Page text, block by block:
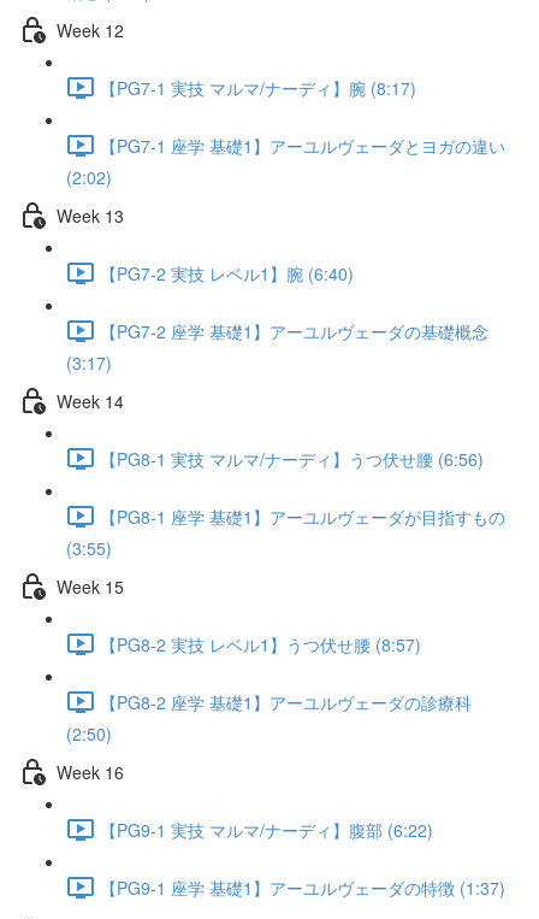
Week 12
【PG7-1 実技 マルマ/ナーディ】腕 (8:17)
【PG7-1 座学 基礎1】アーユルヴェーダとヨガの違い
(2:02)
Week 13
【PG7-2 実技 レベル1】腕 (6:40)
【PG7-2 座学 基礎1】アーユルヴェーダの基礎概念
(3:17)
Week 14
【PG8-1 実技 マルマ/ナーディ】うつ伏せ腰 (6:56)
【PG8-1 座学 基礎1】アーユルヴェーダが目指すもの
(3:55)
Week 15
【PG8-2 実技 レベル1】うつ伏せ腰 (8:57)
【PG8-2 座学 基礎1】アーユルヴェーダの診療科
(2:50)
Week 16
【PG9-1 実技 マルマ/ナーディ】腹部 (6:22)
【PG9-1 座学 基礎1】アーユルヴェーダの特徴 (1:37)